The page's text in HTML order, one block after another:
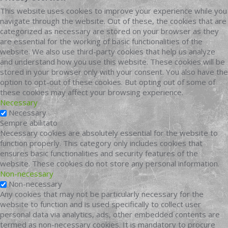
This website uses cookies to improve your experience while you
navigate through the website. Out of these, the cookies that are
categorized as necessary are stored on your browser as they
are essential for the working of basic functionalities of the
website. We also use third-party cookies that help us analyze
and understand how you use this website. These cookies will be
stored in your browser only with your consent. You also have the
option to opt-out of these cookies. But opting out of some of
these cookies may affect your browsing experience.
Necessary
Necessary
Sempre abilitato
Necessary cookies are absolutely essential for the website to
function properly. This category only includes cookies that
ensures basic functionalities and security features of the
website. These cookies do not store any personal information.
Non-necessary
Non-necessary
Any cookies that may not be particularly necessary for the
website to function and is used specifically to collect user
personal data via analytics, ads, other embedded contents are
termed as non-necessary cookies. It is mandatory to procure